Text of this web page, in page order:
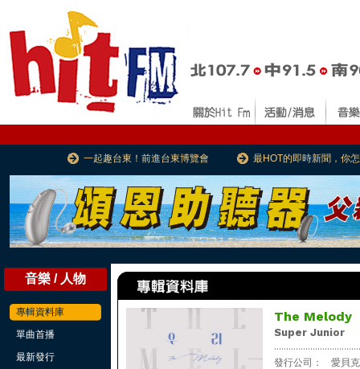
一起趣台東！前進台東博覽會 最HOT的即時新聞，你
音樂 / 人物
專輯資料庫
單曲首播
最新發行
The Melody
Super Junior
發行公司：
愛貝